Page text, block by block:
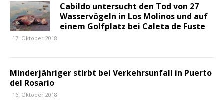
Cabildo untersucht den Tod von 27
Wasservögeln in Los Molinos und auf
einem Golfplatz bei Caleta de Fuste
17. Oktober 2018
Minderjähriger stirbt bei Verkehrsunfall in Puerto
del Rosario
16. Oktober 2018